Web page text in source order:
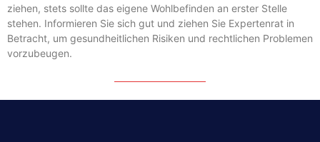
ziehen, stets sollte das eigene Wohlbefinden an erster Stelle
stehen. Informieren Sie sich gut und ziehen Sie Expertenrat in
Betracht, um gesundheitlichen Risiken und rechtlichen Problemen
vorzubeugen.